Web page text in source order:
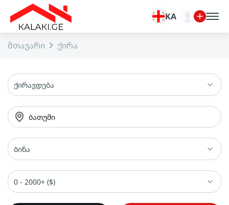
KA
მთავარი ქირა
ქირავდება
ბათუმი
ბინა
0 - 2000+ ($)